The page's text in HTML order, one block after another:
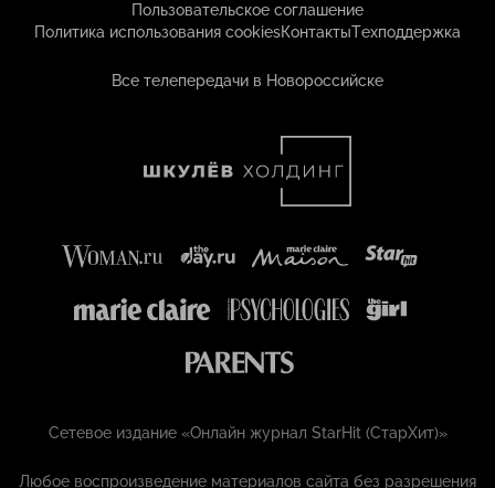
Пользовательское соглашение
Политика использования cookiesКонтактыТехподдержка
Все телепередачи в Новороссийске
Сетевое издание «Онлайн журнал StarHit (СтарХит)»
Любое воспроизведение материалов сайта без разрешения